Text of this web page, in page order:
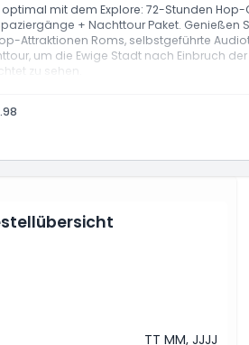
optimal mit dem Explore: 72-Stunden
+ Nachttour Paket. Genießen
Attraktionen Roms, selbstgeführte
um die Ewige Stadt nach Einbruch der
zu sehen.
On-Hop-Off-Busticket
Nachttour
Spaziergänge
TT MM, JJJJ